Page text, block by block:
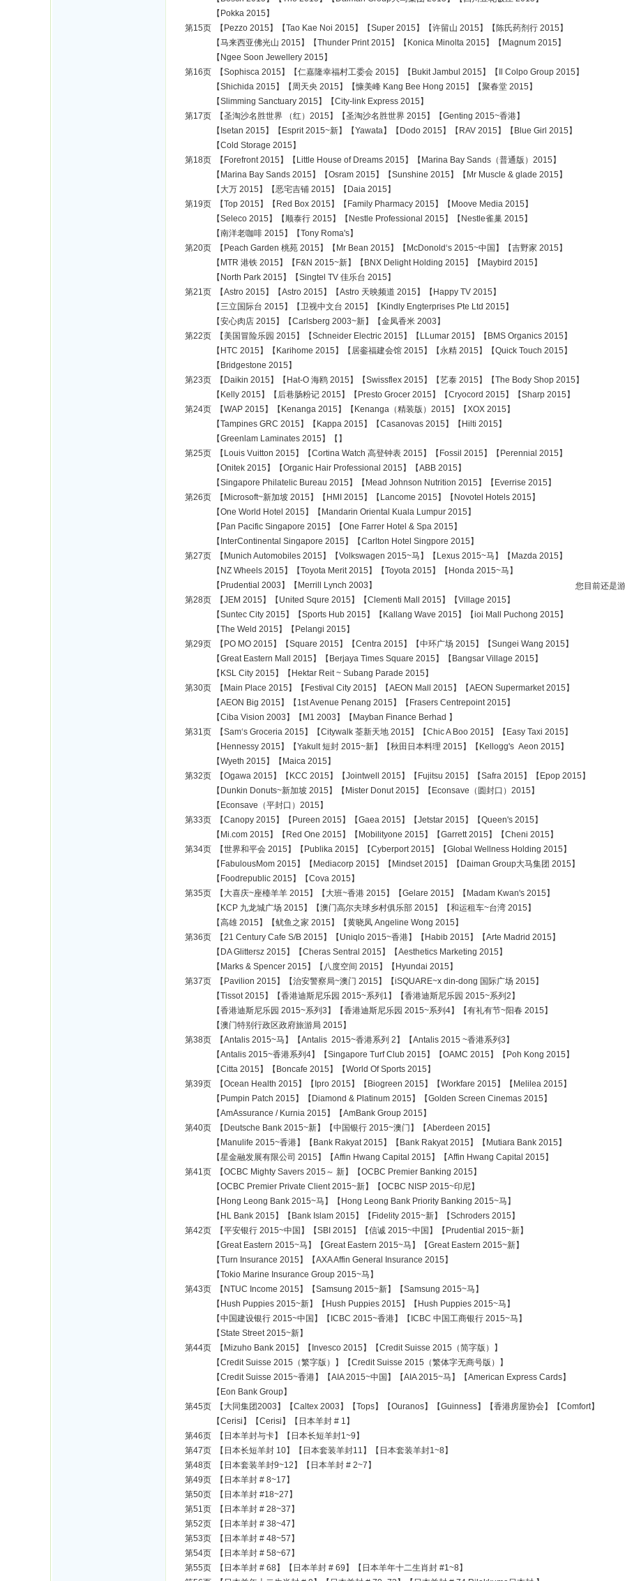
【Pokka 2015】
第15页 【Pezzo 2015】【Tao Kae Noi 2015】【Super 2015】【许留山 2015】【陈氏药剂行 2015】
【马来西亚佛光山 2015】【Thunder Print 2015】【Konica Minolta 2015】【Magnum 2015】
【Ngee Soon Jewellery 2015】
第16页 【Sophisca 2015】【仁嘉隆幸福村工委会 2015】【Bukit Jambul 2015】【Il Colpo Group 2015】
【Shichida 2015】【周天央 2015】【慷美峰 Kang Bee Hong 2015】【聚春堂 2015】
【Slimming Sanctuary 2015】【City-link Express 2015】
第17页 【圣淘沙名胜世界 （红）2015】【圣淘沙名胜世界 2015】【Genting 2015~香港】
【Isetan 2015】【Esprit 2015~新】【Yawata】【Dodo 2015】【RAV 2015】【Blue Girl 2015】
【Cold Storage 2015】
第18页 【Forefront 2015】【Little House of Dreams 2015】【Marina Bay Sands（普通版）2015】
【Marina Bay Sands 2015】【Osram 2015】【Sunshine 2015】【Mr Muscle & glade 2015】
【大万 2015】【恶宅吉铺 2015】【Daia 2015】
第19页 【Top 2015】【Red Box 2015】【Family Pharmacy 2015】【Moove Media 2015】
【Seleco 2015】【顺泰行 2015】【Nestle Professional 2015】【Nestle雀巢 2015】
【南洋老咖啡 2015】【Tony Roma's】
第20页 【Peach Garden 桃苑 2015】【Mr Bean 2015】【McDonold‘s 2015~中国】【吉野家 2015】
【MTR 港铁 2015】【F&N 2015~新】【BNX Delight Holding 2015】【Maybird 2015】
【North Park 2015】【Singtel TV 佳乐台 2015】
第21页 【Astro 2015】【Astro 2015】【Astro 天映频道 2015】【Happy TV 2015】
【三立国际台 2015】【卫视中文台 2015】【Kindly Engterprises Pte Ltd 2015】
【安心肉店 2015】【Carlsberg 2003~新】【金凤香米 2003】
第22页 【美国冒险乐园 2015】【Schneider Electric 2015】【LLumar 2015】【BMS Organics 2015】
【HTC 2015】【Karihome 2015】【居銮福建会馆 2015】【永精 2015】【Quick Touch 2015】
【Bridgestone 2015】
第23页 【Daikin 2015】【Hat-O 海鸥 2015】【Swissflex 2015】【艺泰 2015】【The Body Shop 2015】
【Kelly 2015】【后巷肠粉记 2015】【Presto Grocer 2015】【Cryocord 2015】【Sharp 2015】
第24页 【WAP 2015】【Kenanga 2015】【Kenanga（精装版）2015】【XOX 2015】
【Tampines GRC 2015】【Kappa 2015】【Casanovas 2015】【Hilti 2015】
【Greenlam Laminates 2015】【】
第25页 【Louis Vuitton 2015】【Cortina Watch 高登钟表 2015】【Fossil 2015】【Perennial 2015】
【Onitek 2015】【Organic Hair Professional 2015】【ABB 2015】
【Singapore Philatelic Bureau 2015】【Mead Johnson Nutrition 2015】【Everrise 2015】
第26页 【Microsoft~新加坡 2015】【HMI 2015】【Lancome 2015】【Novotel Hotels 2015】
【One World Hotel 2015】【Mandarin Oriental Kuala Lumpur 2015】
【Pan Pacific Singapore 2015】【One Farrer Hotel & Spa 2015】
【InterContinental Singapore 2015】【Carlton Hotel Singpore 2015】
第27页 【Munich Automobiles 2015】【Volkswagen 2015~马】【Lexus 2015~马】【Mazda 2015】
【NZ Wheels 2015】【Toyota Merit 2015】【Toyota 2015】【Honda 2015~马】
【Prudential 2003】【Merrill Lynch 2003】
第28页 【JEM 2015】【United Squre 2015】【Clementi Mall 2015】【Village 2015】
【Suntec City 2015】【Sports Hub 2015】【Kallang Wave 2015】【ioi Mall Puchong 2015】
【The Weld 2015】【Pelangi 2015】
第29页 【PO MO 2015】【Square 2015】【Centra 2015】【中环广场 2015】【Sungei Wang 2015】
【Great Eastern Mall 2015】【Berjaya Times Square 2015】【Bangsar Village 2015】
【KSL City 2015】【Hektar Reit ~ Subang Parade 2015】
第30页 【Main Place 2015】【Festival City 2015】【AEON Mall 2015】【AEON Supermarket 2015】
【AEON Big 2015】【1st Avenue Penang 2015】【Frasers Centrepoint 2015】
【Ciba Vision 2003】【M1 2003】【Mayban Finance Berhad 】
第31页 【Sam‘s Groceria 2015】【Citywalk 荃新天地 2015】【Chic A Boo 2015】【Easy Taxi 2015】
【Hennessy 2015】【Yakult 短封 2015~新】【秋田日本料理 2015】【Kellogg's Aeon 2015】
【Wyeth 2015】【Maica 2015】
第32页 【Ogawa 2015】【KCC 2015】【Jointwell 2015】【Fujitsu 2015】【Safra 2015】【Epop 2015】
【Dunkin Donuts~新加坡 2015】【Mister Donut 2015】【Econsave（圆封口）2015】
【Econsave（平封口）2015】
第33页 【Canopy 2015】【Pureen 2015】【Gaea 2015】【Jetstar 2015】【Queen's 2015】
【Mi.com 2015】【Red One 2015】【Mobilityone 2015】【Garrett 2015】【Cheni 2015】
第34页 【世界和平会 2015】【Publika 2015】【Cyberport 2015】【Global Wellness Holding 2015】
【FabulousMom 2015】【Mediacorp 2015】【Mindset 2015】【Daiman Group大马集团 2015】
【Foodrepublic 2015】【Cova 2015】
第35页 【大喜庆~座檯羊羊 2015】【大班~香港 2015】【Gelare 2015】【Madam Kwan's 2015】
【KCP 九龙城广场 2015】【澳门高尔夫球乡村俱乐部 2015】【和运租车~台湾 2015】
【高雄 2015】【鱿鱼之家 2015】【黄晓凤 Angeline Wong 2015】
第36页 【21 Century Cafe S/B 2015】【Uniqlo 2015~香港】【Habib 2015】【Arte Madrid 2015】
【DA Glittersz 2015】【Cheras Sentral 2015】【Aesthetics Marketing 2015】
【Marks & Spencer 2015】【八度空间 2015】【Hyundai 2015】
第37页 【Pavilion 2015】【治安警察局~澳门 2015】【iSQUARE~x din-dong 国际广场 2015】
【Tissot 2015】【香港迪斯尼乐园 2015~系列1】【香港迪斯尼乐园 2015~系列2】
【香港迪斯尼乐园 2015~系列3】【香港迪斯尼乐园 2015~系列4】【有礼有节~阳春 2015】
【澳门特别行政区政府旅游局 2015】
第38页 【Antalis 2015~马】【Antalis 2015~香港系列 2】【Antalis 2015 ~香港系列3】
【Antalis 2015~香港系列4】【Singapore Turf Club 2015】【OAMC 2015】【Poh Kong 2015】
【Citta 2015】【Boncafe 2015】【World Of Sports 2015】
第39页 【Ocean Health 2015】【Ipro 2015】【Biogreen 2015】【Workfare 2015】【Melilea 2015】
【Pumpin Patch 2015】【Diamond & Platinum 2015】【Golden Screen Cinemas 2015】
【AmAssurance / Kurnia 2015】【AmBank Group 2015】
第40页 【Deutsche Bank 2015~新】【中国银行 2015~澳门】【Aberdeen 2015】
【Manulife 2015~香港】【Bank Rakyat 2015】【Bank Rakyat 2015】【Mutiara Bank 2015】
【星金融发展有限公司 2015】【Affin Hwang Capital 2015】【Affin Hwang Capital 2015】
第41页 【OCBC Mighty Savers 2015～ 新】【OCBC Premier Banking 2015】
【OCBC Premier Private Client 2015~新】【OCBC NISP 2015~印尼】
【Hong Leong Bank 2015~马】【Hong Leong Bank Priority Banking 2015~马】
【HL Bank 2015】【Bank Islam 2015】【Fidelity 2015~新】【Schroders 2015】
第42页 【平安银行 2015~中国】【SBI 2015】【信诚 2015~中国】【Prudential 2015~新】
【Great Eastern 2015~马】【Great Eastern 2015~马】【Great Eastern 2015~新】
【Turn Insurance 2015】【AXA Affin General Insurance 2015】
【Tokio Marine Insurance Group 2015~马】
第43页 【NTUC Income 2015】【Samsung 2015~新】【Samsung 2015~马】
【Hush Puppies 2015~新】【Hush Puppies 2015】【Hush Puppies 2015~马】
【中国建设银行 2015~中国】【ICBC 2015~香港】【ICBC 中国工商银行 2015~马】
【State Street 2015~新】
第44页 【Mizuho Bank 2015】【Invesco 2015】【Credit Suisse 2015（简字版）】
【Credit Suisse 2015（繁字版）】【Credit Suisse 2015（繁体字无商号版）】
【Credit Suisse 2015~香港】【AIA 2015~中国】【AIA 2015~马】【American Express Cards】
【Eon Bank Group】
第45页 【大同集团2003】【Caltex 2003】【Tops】【Ouranos】【Guinness】【香港房屋协会】【Comfort】
【Cerisi】【Cerisi】【日本羊封 # 1】
第46页 【日本羊封与卡】【日本长短羊封1~9】
第47页 【日本长短羊封 10】【日本套装羊封11】【日本套装羊封1~8】
第48页 【日本套装羊封9~12】【日本羊封 # 2~7】
第49页 【日本羊封 # 8~17】
第50页 【日本羊封 #18~27】
第51页 【日本羊封 # 28~37】
第52页 【日本羊封 # 38~47】
第53页 【日本羊封 # 48~57】
第54页 【日本羊封 # 58~67】
第55页 【日本羊封 # 68】【日本羊封 # 69】【日本羊年十二生肖封 #1~8】
您目前还是